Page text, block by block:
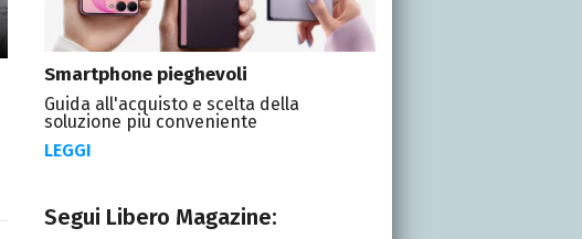
Smartphone pieghevoli
Guida all'acquisto e scelta della
soluzione più conveniente
LEGGI
Segui Libero Magazine: